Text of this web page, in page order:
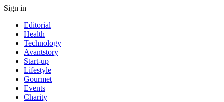
Sign in
Editorial
Health
Technology
Avantstory
Start-up
Lifestyle
Gourmet
Events
Charity